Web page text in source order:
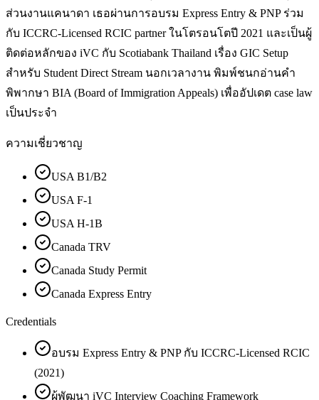
ส่วนงานแคนาดา เธอผ่านการอบรม Express Entry & PNP ร่วม
กับ ICCRC-Licensed RCIC partner ในโตรอนโตปี 2021 และเป็นผู้
ติดต่อหลักของ iVC กับ Scotiabank Thailand เรื่อง GIC Setup
สำหรับ Student Direct Stream นอกเวลางาน พิมพ์ชนกอ่านคำ
พิพากษา BIA (Board of Immigration Appeals) เพื่ออัปเดต case law
เป็นประจำ
ความเชี่ยวชาญ
USA B1/B2
USA F-1
USA H-1B
Canada TRV
Canada Study Permit
Canada Express Entry
Credentials
อบรม Express Entry & PNP กับ ICCRC-Licensed RCIC
(2021)
ผู้พัฒนา iVC Interview Coaching Framework